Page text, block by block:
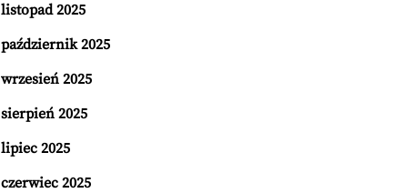
listopad 2025
październik 2025
wrzesień 2025
sierpień 2025
lipiec 2025
czerwiec 2025